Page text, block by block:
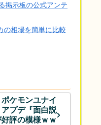
掲示板の公式アンテ
の相場を簡単に比較
ポケモンユナイ
アプデ『面白説
評の模様ｗｗ